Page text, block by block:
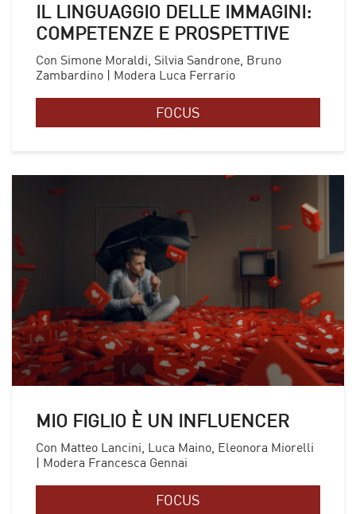
IL LINGUAGGIO DELLE IMMAGINI:
COMPETENZE E PROSPETTIVE
Con Simone Moraldi, Silvia Sandrone, Bruno
Zambardino | Modera Luca Ferrario
FOCUS
MIO FIGLIO È UN INFLUENCER
Con Matteo Lancini, Luca Maino, Eleonora Miorelli
| Modera Francesca Gennai
FOCUS